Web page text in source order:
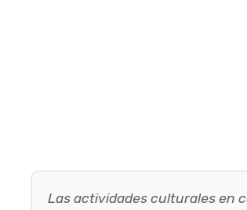
Las actividades culturales en